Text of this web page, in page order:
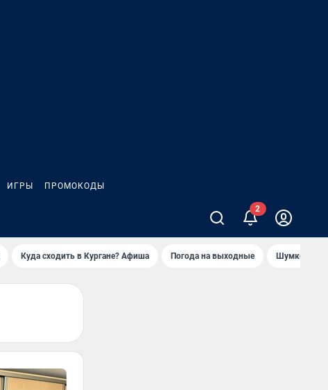
ИГРЫ ПРОМОКОДЫ
Куда сходить в Кургане? Афиша Погода на выходные Шумков в